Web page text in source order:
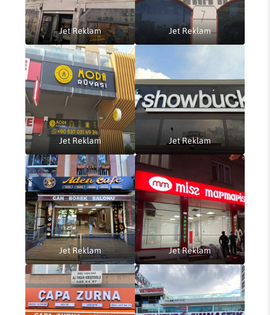
Jet Reklam Jet Reklam
Jet Reklam Jet Reklam
Jet Reklam Jet Reklam